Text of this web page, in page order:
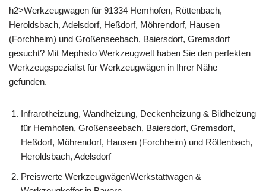
h2>Werkzeugwagen für 91334 Hemhofen, Röttenbach,
Heroldsbach, Adelsdorf, Heßdorf, Möhrendorf, Hausen
(Forchheim) und Großenseebach, Baiersdorf, Gremsdorf
gesucht? Mit Mephisto Werkzeugwelt haben Sie den perfekten
Werkzeugspezialist für Werkzeugwägen in Ihrer Nähe
gefunden.
Infrarotheizung, Wandheizung, Deckenheizung & Bildheizung
für Hemhofen, Großenseebach, Baiersdorf, Gremsdorf,
Heßdorf, Möhrendorf, Hausen (Forchheim) und Röttenbach,
Heroldsbach, Adelsdorf
Preiswerte WerkzeugwägenWerkstattwagen &